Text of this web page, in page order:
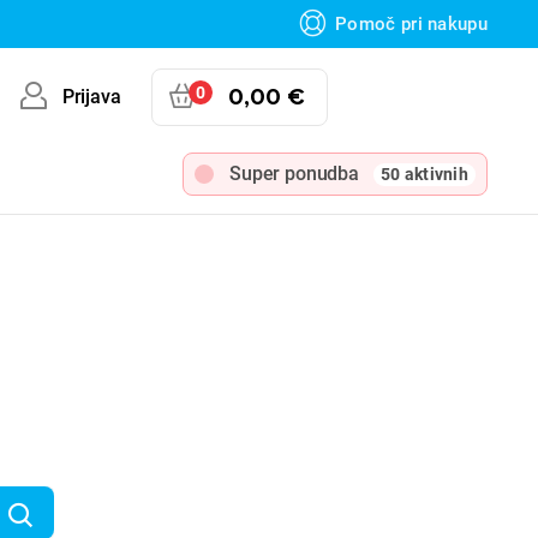
Pomoč pri nakupu
Prijava 0 0,00 €
Super ponudba 50 aktivnih